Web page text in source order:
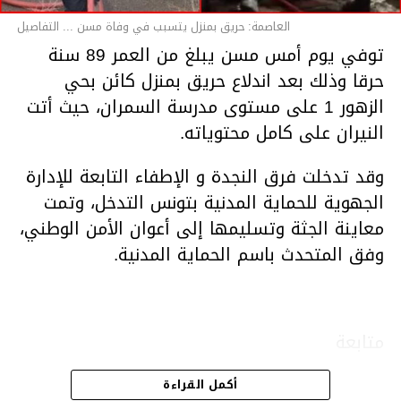
العاصمة: حريق بمنزل يتسبب في وفاة مسن ... التفاصيل
توفي يوم أمس مسن يبلغ من العمر 89 سنة
حرقا وذلك بعد اندلاع حريق بمنزل كائن بحي
الزهور 1 على مستوى مدرسة السمران، حيث أتت
النيران على كامل محتوياته.
وقد تدخلت فرق النجدة و الإطفاء التابعة للإدارة
الجهوية للحماية المدنية بتونس التدخل، وتمت
معاينة الجثة وتسليمها إلى أعوان الأمن الوطني،
وفق المتحدث باسم الحماية المدنية.
أكمل القراءة